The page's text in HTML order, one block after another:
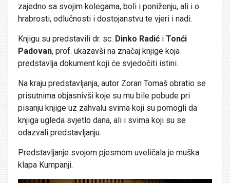
zajedno sa svojim kolegama, boli i poniženju, ali i o
hrabrosti, odlučnosti i dostojanstvu te vjeri i nadi.
Knjigu su predstavili dr. sc. Dinko Radić i Tonći
Padovan, prof. ukazavši na značaj knjige koja
predstavlja dokument koji će svjedočiti istini.
Na kraju predstavljanja, autor Zoran Tomaš obratio se
prisutnima objasnivši koje su mu bile pobude pri
pisanju knjige uz zahvalu svima koji su pomogli da
knjiga ugleda svjetlo dana, ali i svima koji su se
odazvali predstavljanju.
Predstavljanje svojom pjesmom uveličala je muška
klapa Kumpanji.